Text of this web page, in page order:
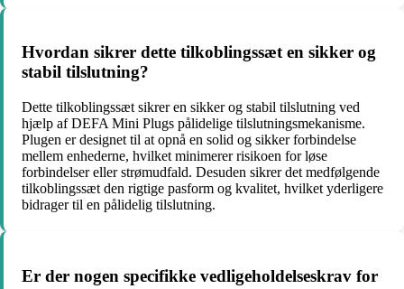
Hvordan sikrer dette tilkoblingssæt en sikker og
stabil tilslutning?
Dette tilkoblingssæt sikrer en sikker og stabil tilslutning ved
hjælp af DEFA Mini Plugs pålidelige tilslutningsmekanisme.
Plugen er designet til at opnå en solid og sikker forbindelse
mellem enhederne, hvilket minimerer risikoen for løse
forbindelser eller strømudfald. Desuden sikrer det medfølgende
tilkoblingssæt den rigtige pasform og kvalitet, hvilket yderligere
bidrager til en pålidelig tilslutning.
Er der nogen specifikke vedligeholdelseskrav for